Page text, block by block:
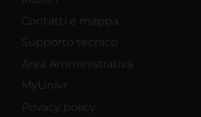
Contatti e mappa
Supporto tecnico
Area Amministrativa
MyUnivr
Privacy policy